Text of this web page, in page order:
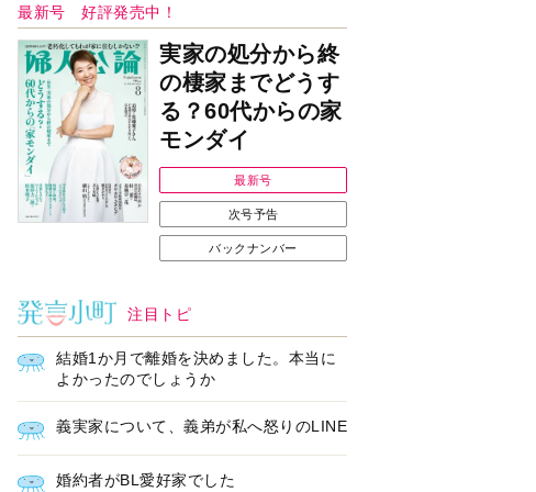
ＡＩで始める遺言を書
く前の準備セミナー開
催
耳にすっぽり！オーテ
ィコン補聴器、新しい
スタイルで All in Ear
の「オーティコン ジー
ル」を発売
トするオープンイヤー
型イヤホン「kikippa イ
ヤホン HERALBONY
モデル」発売
ージについてのお詫び
と訂正